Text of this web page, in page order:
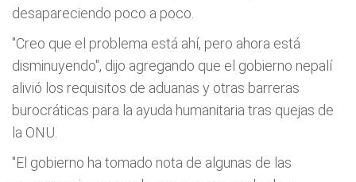
desapareciendo poco a poco.
"Creo que el problema está ahí, pero ahora está
disminuyendo", dijo agregando que el gobierno nepalí
alivió los requisitos de aduanas y otras barreras
burocráticas para la ayuda humanitaria tras quejas de
la ONU.
"El gobierno ha tomado nota de algunas de las